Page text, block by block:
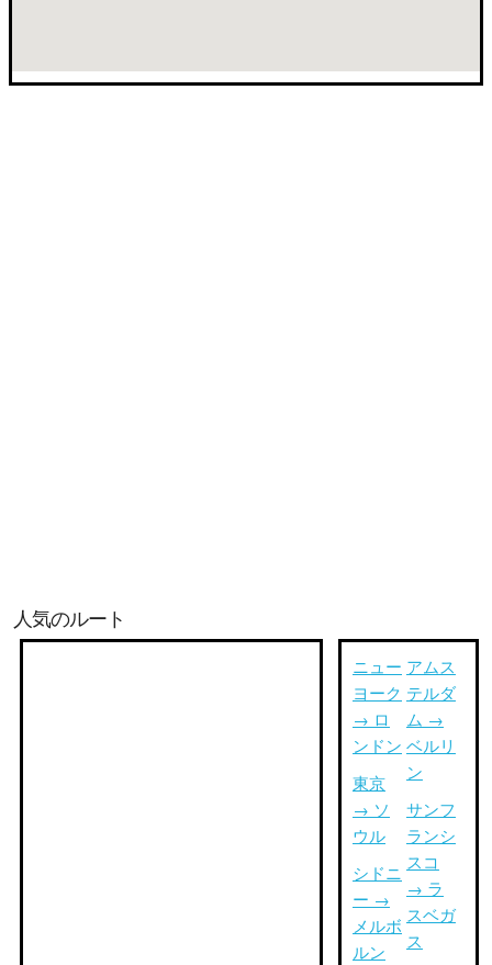
人気のルート
ニュー
ヨーク
→ ロ
ンドン
東京
→ ソ
ウル
シドニ
ー →
メルボ
ルン
アムス
テルダ
ム →
ベルリ
ン
サンフ
ランシ
スコ
→ ラ
スベガ
ス